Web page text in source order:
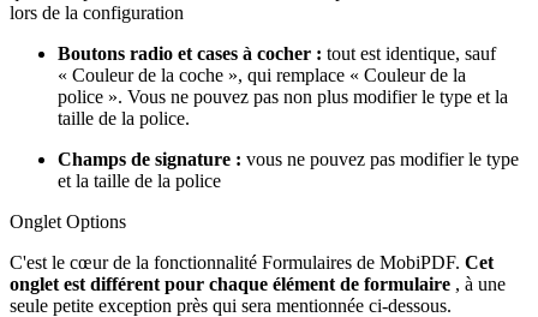
lors de la configuration
Boutons radio et cases à cocher : tout est identique, sauf
« Couleur de la coche », qui remplace « Couleur de la
police ». Vous ne pouvez pas non plus modifier le type et la
taille de la police.
Champs de signature : vous ne pouvez pas modifier le type
et la taille de la police
Onglet Options
C'est le cœur de la fonctionnalité Formulaires de MobiPDF. Cet
onglet est différent pour chaque élément de formulaire , à une
seule petite exception près qui sera mentionnée ci-dessous.